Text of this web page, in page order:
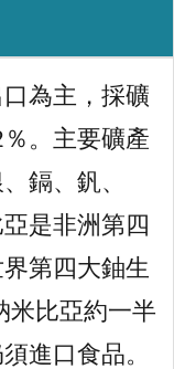
為主，採礦
。主要礦產
鎘、釩、
是非洲第四
第四大鈾生
米比亞約一半
進口食品。